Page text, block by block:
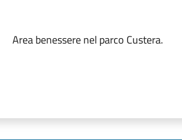
Area benessere nel parco Custera.